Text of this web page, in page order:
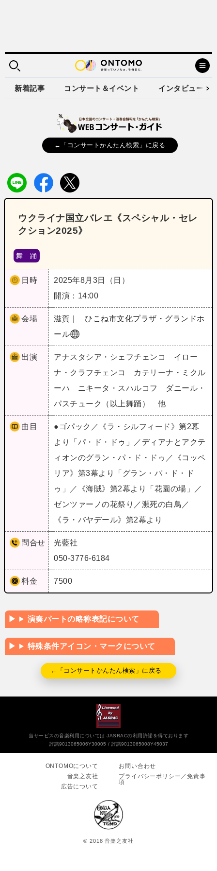
新着記事 コンサート＆イベント インタビュー
←「コンサートかんたん検索」に戻る
ウクライナ国立バレエ《スペシャル・セレ
クション2025》
舞 踊
日時
2025年8月3日（日）
開演：14:00
会場 滋賀｜
ひこね市文化プラザ・グランドホ
ール
出演
アナスタシア・シェフチェンコ イロー
ナ・クラフチェンコ カテリーナ・ミクル
ーハ ニキータ・スハルコフ ダニール・
パスチューク（以上舞踊） 他
曲目
●ゴパック／《ラ・シルフィード》第2幕
より「パ・ド・ドゥ」／ディアナとアクテ
ィオンのグラン・パ・ド・ドゥ／《コッペ
リア》第3幕より「グラン・パ・ド・ド
ゥ」／《海賊》第2幕より「花園の場」／
ゼンツァーノの花祭り／瀕死の白鳥／
《ラ・バヤデール》第2幕より
問合せ
光藍社
050-3776-6184
料金 7500
演奏パートの略称表記について
特殊条件アイコン・マークについて
←「コンサートかんたん検索」に戻る
当サービスの音楽利用については JASRACの利用許諾を得ております
許諾9013065006Y30005
許諾9013065008Y45037
ONTOMOについて
音楽之友社
広告について
お問い合わせ
プライバシーポリシー／免責事
項
© 2018 音楽之友社